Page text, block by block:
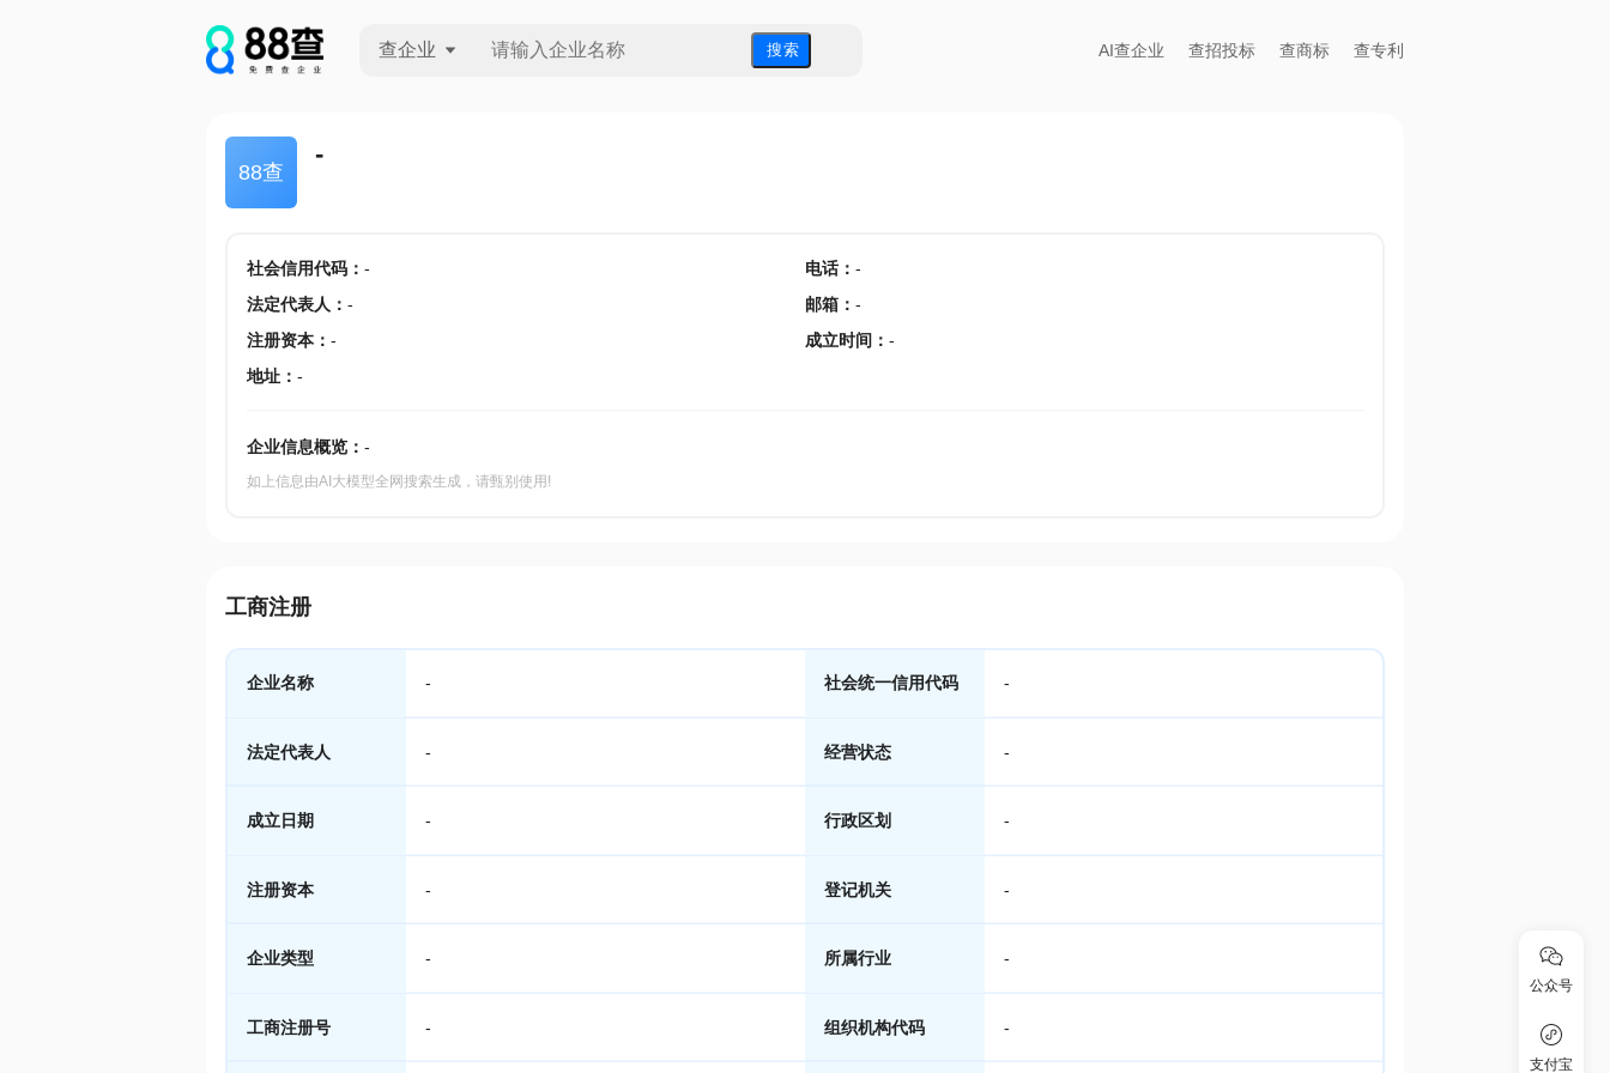
查企业 搜 索 AI查企业 查招投标 查商标 查专利
88查
-
社会信用代码： - 电话： -
法定代表人 ： - 邮箱 ： -
注册资本： - 成立时间 ： -
地址： -
企业信息概览： -
如上信息由AI大模型全网搜索生成，请甄别使用!
工商注册
企业名称 - 社会统一信用代码 -
法定代表人 - 经营状态 -
成立日期 - 行政区划 -
注册资本 - 登记机关 -
企业类型 - 所属行业 -
工商注册号 - 组织机构代码 -
公众号
支付宝